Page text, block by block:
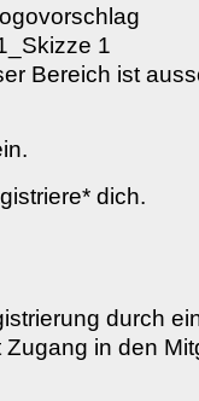
Bereich ist
dich.
durch
in den